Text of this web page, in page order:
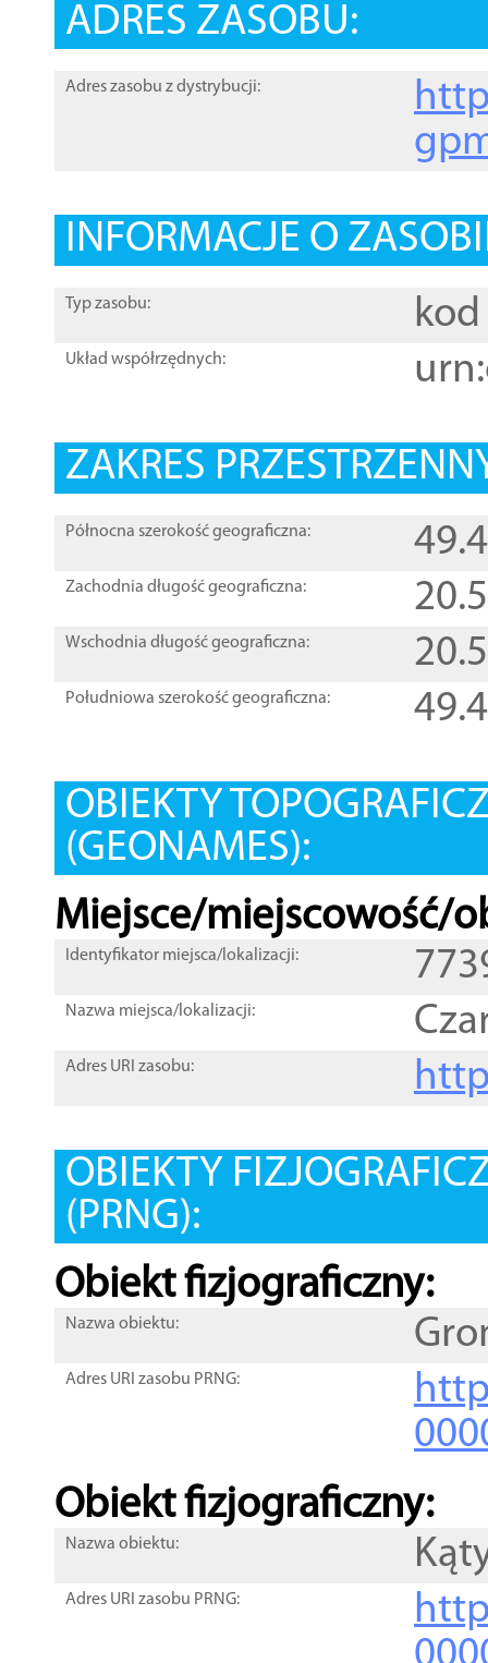
ADRES ZASOBU:
Adres zasobu z dystrybucji:
INFORMACJE O
Typ zasobu: kod
Układ współrzędnych:
ZAKRES
Północna szerokość geograficzna:
Zachodnia długość geograficzna:
Wschodnia długość geograficzna:
Południowa szerokość geograficzna:
OBIEKTY
(GEONAMES):
Miejsce/miejscowość/
Identyfikator miejsca/lokalizacji:
Nazwa miejsca/lokalizacji:
Adres URI zasobu:
OBIEKTY
(PRNG):
Obiekt fizjograficzny:
Nazwa obiektu:
Adres URI zasobu PRNG:
Obiekt fizjograficzny:
Nazwa obiektu:
Adres URI zasobu PRNG: